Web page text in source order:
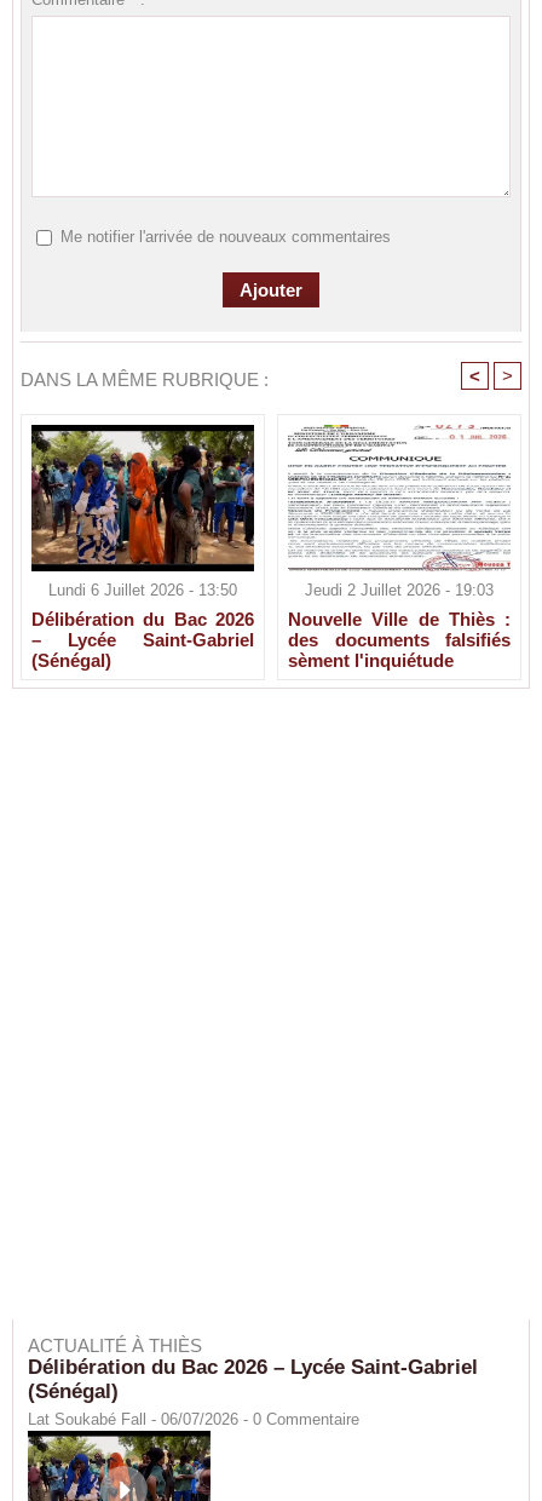
Me notifier l'arrivée de nouveaux commentaires
DANS LA MÊME RUBRIQUE : < >
Lundi 6 Juillet 2026 - 13:50
Délibération du Bac 2026
– Lycée Saint-Gabriel
(Sénégal)
Jeudi 2 Juillet 2026 - 19:03
Nouvelle Ville de Thiès :
des documents falsifiés
sèment l'inquiétude
ACTUALITÉ À THIÈS
Délibération du Bac 2026 – Lycée Saint-Gabriel
(Sénégal)
Lat Soukabé Fall - 06/07/2026 - 0 Commentaire